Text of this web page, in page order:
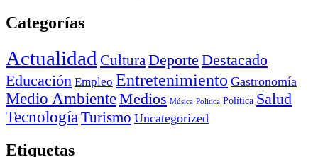
Categorías
Actualidad CulturaDeporte Destacado
Educación Empleo Entretenimiento Gastronomía
Medio AmbienteMedios Música Politica Política Salud
Tecnología Turismo Uncategorized
Etiquetas